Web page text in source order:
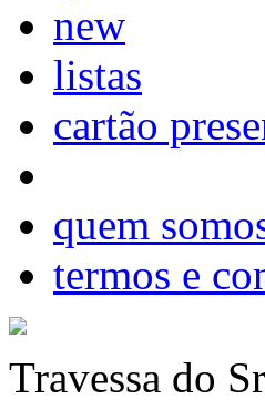
new
listas
cartão
quem
termos e
Travessa do